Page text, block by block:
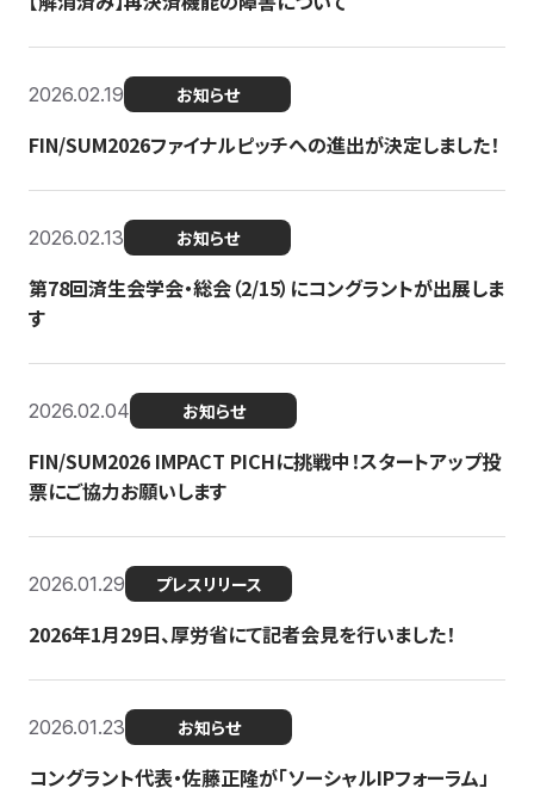
2026.02.19 お知らせ
FIN/SUM2026ファイナルピッチへの進出が決定しました！
2026.02.13 お知らせ
第78回済生会学会・総会（2/15）にコングラントが出展しま
す
2026.02.04 お知らせ
FIN/SUM2026 IMPACT PICHに挑戦中！スタートアップ投
票にご協力お願いします
2026.01.29 プレスリリース
2026年1月29日、厚労省にて記者会見を行いました！
2026.01.23 お知らせ
コングラント代表・佐藤正隆が「ソーシャルIPフォーラム」